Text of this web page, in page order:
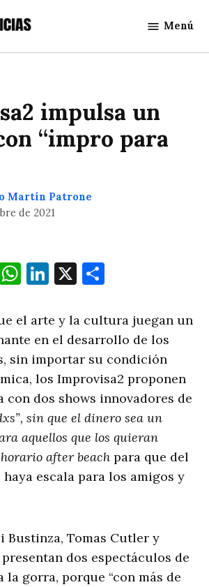
Noticias
Menú
impulsa un
“impro para
Martín Patrone
de 2021
WhatsApp
LinkedIn
X
el arte y la cultura juegan un
en el desarrollo de los
sin importar su condición
los Improvisa2 proponen
con dos shows innovadores de
sin que el dinero sea un
aquellos que los quieran
after beach para que del
escala para los amigos y
Bustinza, Tomas Cutler y
dos espectáculos de
la gorra, porque “con más de